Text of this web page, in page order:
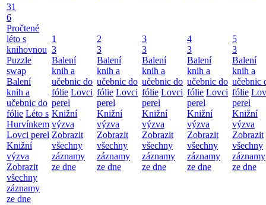
31
6
Pročtené
léto s
knihovnou
Puzzle
swap
Balení
knih a
učebnic do
fólie Léto s
Hurvínkem
Lovci perel
Knižní
výzva
Zobrazit
všechny
záznamy
ze dne
1
3
Balení
knih a
učebnic do
fólie Lovci
perel
Knižní
výzva
Zobrazit
všechny
záznamy
ze dne
2
3
Balení
knih a
učebnic do
fólie Lovci
perel
Knižní
výzva
Zobrazit
všechny
záznamy
ze dne
3
3
Balení
knih a
učebnic do
fólie Lovci
perel
Knižní
výzva
Zobrazit
všechny
záznamy
ze dne
4
3
Balení
knih a
učebnic do
fólie Lovci
perel
Knižní
výzva
Zobrazit
všechny
záznamy
ze dne
5
3
Balení
knih a
učebnic
fólie
perel
Knižní
výzva
Zobrazit
všechny
záznamy
ze dne